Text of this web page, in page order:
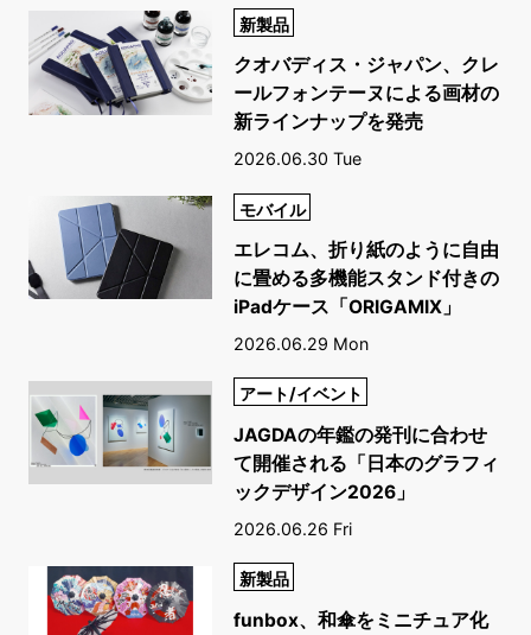
新製品
クオバディス・ジャパン、クレ
ールフォンテーヌによる画材の
新ラインナップを発売
2026.06.30 Tue
モバイル
エレコム、折り紙のように自由
に畳める多機能スタンド付きの
iPadケース「ORIGAMIX」
2026.06.29 Mon
アート/イベント
JAGDAの年鑑の発刊に合わせ
て開催される「日本のグラフィ
ックデザイン2026」
2026.06.26 Fri
新製品
funbox、和傘をミニチュア化